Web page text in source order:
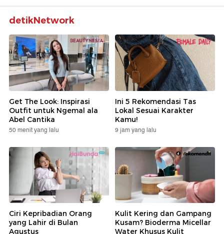
detikNetwork
Get The Look: Inspirasi
Outfit untuk Ngemal ala
Abel Cantika
50 menit yang lalu
Ini 5 Rekomendasi Tas
Lokal Sesuai Karakter
Kamu!
9 jam yang lalu
Ciri Kepribadian Orang
yang Lahir di Bulan
Agustus
Kulit Kering dan Gampang
Kusam? Bioderma Micellar
Water Khusus Kulit